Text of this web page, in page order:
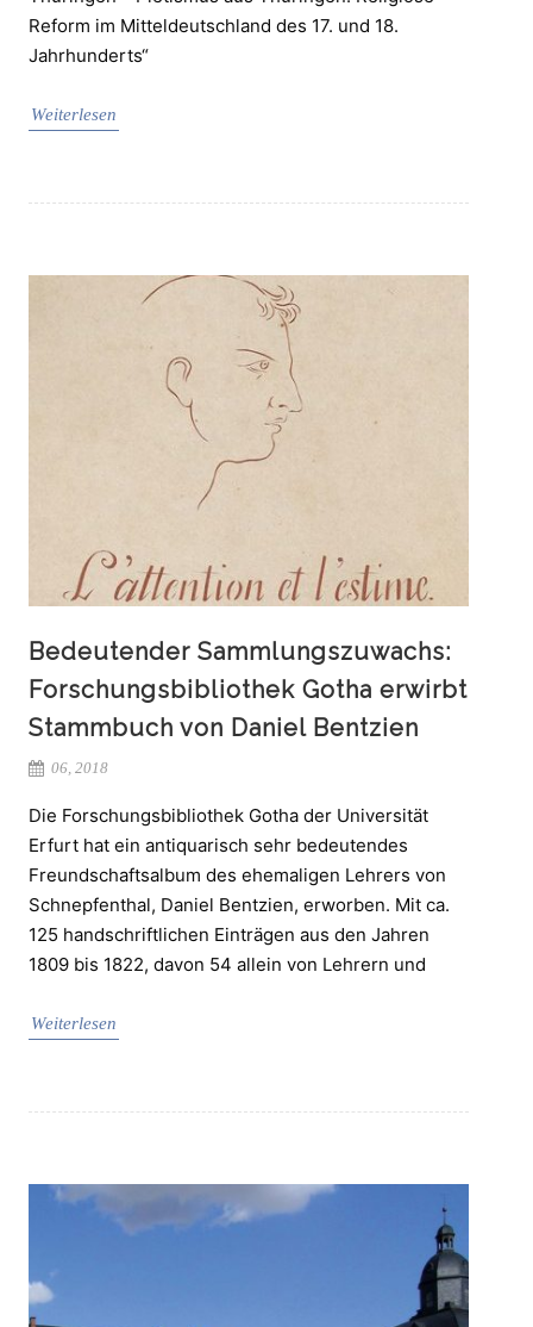
Reform im Mitteldeutschland des 17. und 18.
Jahrhunderts“
Weiterlesen
Bedeutender Sammlungszuwachs:
Forschungsbibliothek Gotha erwirbt
Stammbuch von Daniel Bentzien
06, 2018
Die Forschungsbibliothek Gotha der Universität
Erfurt hat ein antiquarisch sehr bedeutendes
Freundschaftsalbum des ehemaligen Lehrers von
Schnepfenthal, Daniel Bentzien, erworben. Mit ca.
125 handschriftlichen Einträgen aus den Jahren
1809 bis 1822, davon 54 allein von Lehrern und
Weiterlesen